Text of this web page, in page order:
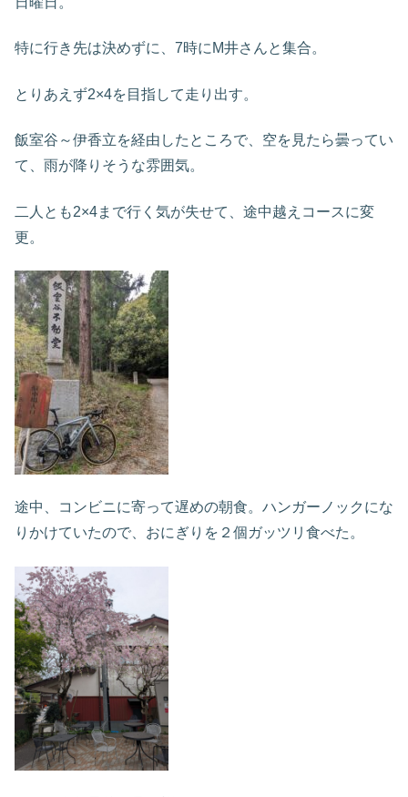
特に行き先は決めずに、7時にM井さんと集合。
とりあえず2×4を目指して走り出す。
飯室谷～伊香立を経由したところで、空を見たら曇ってい
て、雨が降りそうな雰囲気。
二人とも2×4まで行く気が失せて、途中越えコースに変
更。
途中、コンビニに寄って遅めの朝食。ハンガーノックにな
りかけていたので、おにぎりを２個ガッツリ食べた。